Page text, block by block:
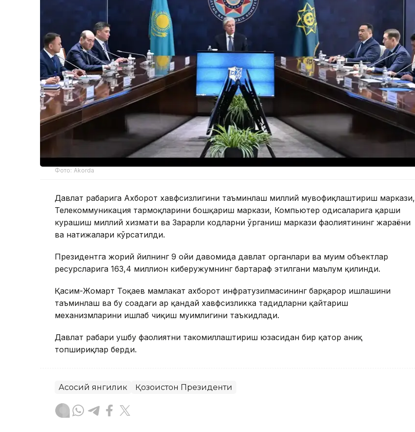
Фото: Akorda
Давлат раҳбарига Ахборот хавфсизлигини таъминлаш миллий мувофиқлаштириш маркази,
Телекоммуникация тармоқларини бошқариш маркази, Компьютер ҳодисаларига қарши
курашиш миллий хизмати ва Зарарли кодларни ўрганиш маркази фаолиятининг жараёни
ва натижалари кўрсатилди.
Президентга жорий йилнинг 9 ойи давомида давлат органлари ва муҳим объектлар
ресурсларига 163,4 миллион киберҳужумнинг бартараф этилгани маълум қилинди.
Қасим-Жомарт Тоқаев мамлакат ахборот инфратузилмасининг барқарор ишлашини
таъминлаш ва бу соҳадаги ҳар қандай хавфсизликка таҳдидларни қайтариш
механизмларини ишлаб чиқиш муҳимлигини таъкидлади.
Давлат раҳбари ушбу фаолиятни такомиллаштириш юзасидан бир қатор аниқ
топшириқлар берди.
Асосий янгилик Қозоғистон Президенти